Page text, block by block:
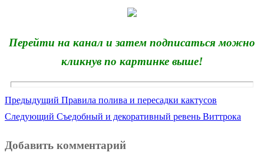
Перейти на канал и затем подписаться можно
кликнув по картинке выше!
Навигация
записям
Предыдущий Предыдущая
запись:
Правила полива и пересадки кактусов
Следующий Следующая
Съедобный и декоративный ревень Виттрока
Добавить комментарий